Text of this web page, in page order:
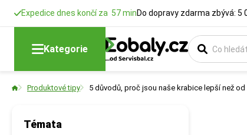
Expedice dnes končí za 57 minDo dopravy zdarma zbývá: 5
Kategorie
Produktové tipy 5 důvodů, proč jsou naše krabice lepší než
Témata